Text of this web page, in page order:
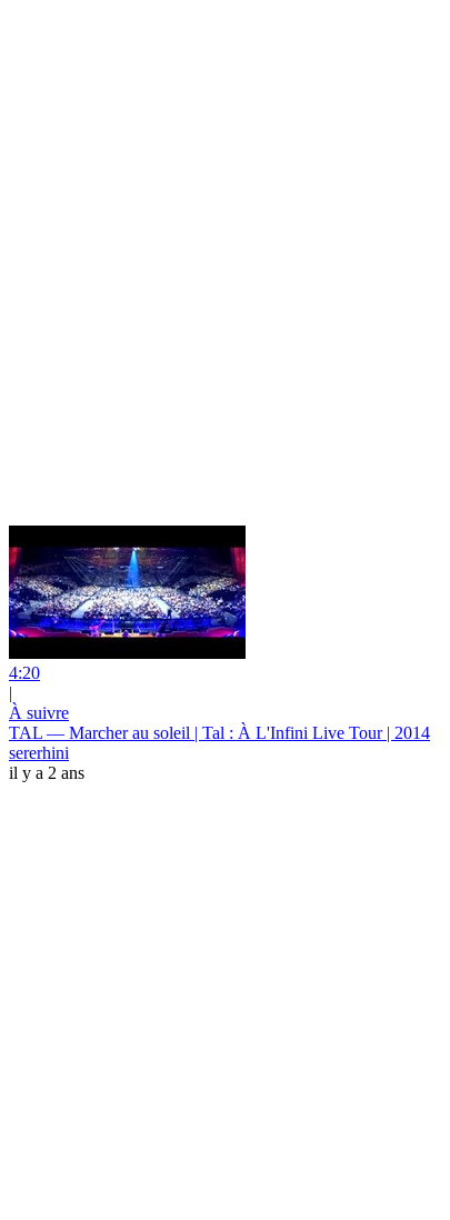
4:20
|
À suivre
TAL — Marcher au soleil | Tal : À L'Infini Live Tour | 2014
sererhini
il y a 2 ans